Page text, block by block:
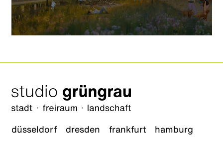
düsseldorf dresden frankfurt hamburg